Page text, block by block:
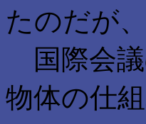
たのだが、
国際会議
物体の仕